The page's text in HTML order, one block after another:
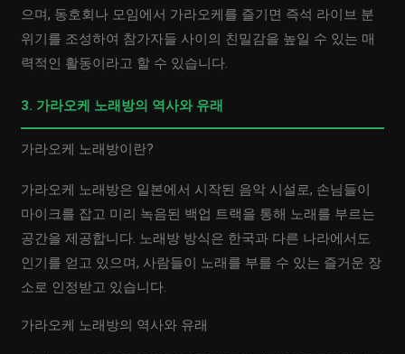
으며, 동호회나 모임에서 가라오케를 즐기면 즉석 라이브 분
위기를 조성하여 참가자들 사이의 친밀감을 높일 수 있는 매
력적인 활동이라고 할 수 있습니다.
3. 가라오케 노래방의 역사와 유래
가라오케 노래방이란?
가라오케 노래방은 일본에서 시작된 음악 시설로, 손님들이
마이크를 잡고 미리 녹음된 백업 트랙을 통해 노래를 부르는
공간을 제공합니다. 노래방 방식은 한국과 다른 나라에서도
인기를 얻고 있으며, 사람들이 노래를 부를 수 있는 즐거운 장
소로 인정받고 있습니다.
가라오케 노래방의 역사와 유래